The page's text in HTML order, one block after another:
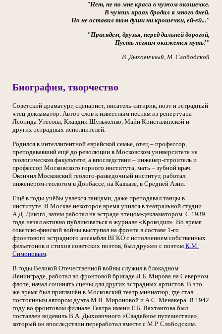
"Нет, не по мне краса в чужом окошечке.
В чужих краях бродил я много дней.
Но не оставил там души ни крошечки, ей-ей..."
"Присядем, друзья, перед дальней дорогой,
Пусть лёгким окажется путь!"
В. Дыховичный, М. Слободской
Биография, творчество
Советский драматург, сценарист, писатель-сатирик, поэт и эстрадный
чтец-декламатор. Автор слов к известным песням из репертуара
Леонида Утёсова, Клавдии Шульженко, Майи Кристалинской и
других эстрадных исполнителей.
Родился в интеллигентной еврейской семье, отец – профессор,
преподававший ещё до революции в Московском университете на
геологическом факультете, а впоследствии – инженер-строитель и
профессор Московского горного института, мать – зубной врач.
Окончил Московский геолого-разведочный институт, работал
инженером-геологом в Донбассе, на Кавказе, в Средней Азии.
Ещё в годы учёбы увлекся танцами, даже преподавал танцы в
институте. В Москве некоторое время учился в театральной студии
А.Д. Дикого, затем работал на эстраде чтецом-декламатором. С 1939
года начал активно публиковаться в журнале «Крокодил». Во время
советско-финской войны выступал на фронте в составе 1-го
фронтового эстрадного ансамбля ВГКО с исполнением собственных
фельетонов и стихов советских поэтов, был дружен с поэтом К.М.
Симоновым.
В годы Великой Отечественной войны служил в блокадном
Ленинграде, работал во фронтовой бригаде Л.Б. Мирова на Северном
флоте, начал сочинять сцены для других эстрадных артистов. В это
же время был приглашён в Московский театр миниатюр, где стал
постоянным автором дуэта М.В. Мироновой и А.С. Менакера. В 1942
году во фронтовом филиале Театра имени Е.Б. Вахтангова был
поставлен водевиль В.А. Дыховичного «Свадебное путешествие»,
который он впоследствии переработал вместе с М.Р. Слободским.